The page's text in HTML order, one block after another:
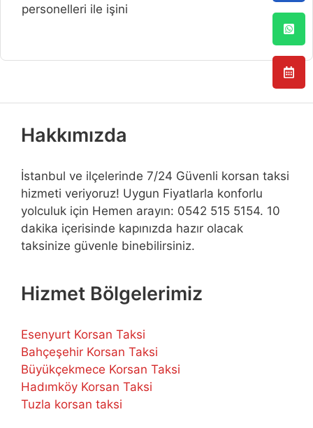
personelleri ile işini
Hakkımızda
İstanbul ve ilçelerinde 7/24 Güvenli korsan taksi
hizmeti veriyoruz! Uygun Fiyatlarla konforlu
yolculuk için Hemen arayın: 0542 515 5154. 10
dakika içerisinde kapınızda hazır olacak
taksinize güvenle binebilirsiniz.
Hizmet Bölgelerimiz
Esenyurt Korsan Taksi
Bahçeşehir Korsan Taksi
Büyükçekmece Korsan Taksi
Hadımköy Korsan Taksi
Tuzla korsan taksi